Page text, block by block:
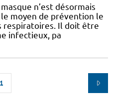
n’est désormais
moyen de prévention le
respiratoires. Il doit être
infectieux, pa
1